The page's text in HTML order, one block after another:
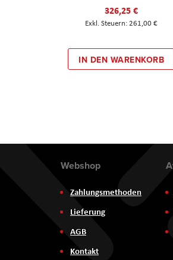
326,25 €
261,00 €
IN DEN WARENKORB
Webshop
Zahlungsmethoden
Lieferung
AGB
Kontakt